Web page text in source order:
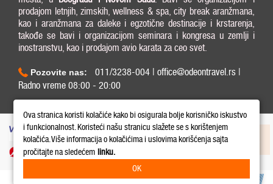
prodajom letnjih, zimskih, wellness & spa, city break aranžmana,
kao i aranžmana za daleke i egzotične destinacije i krstarenja,
takođe se bavi i organizacijom seminara i kongresa u zemlji i
inostranstvu, kao i prodajom avio karata za ceo svet.
Pozovite nas:
011/3238-004 | office@odeontravel.rs |
Radno vreme 08:00 - 20:00
Ova stranica koristi kolačiće kako bi osigurala bolje korisničko iskustvo
i funkcionalnost. Koristeći našu stranicu slažete se s korištenjem
kolačića. Više informacija o kolačićima i uslovima korišćenja sajta
pročitajte na sledećem linku.
OK